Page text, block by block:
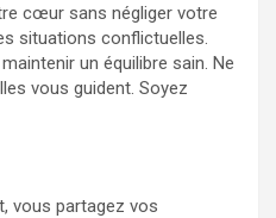
cœur sans négliger votre
situations conflictuelles.
un équilibre sain. Ne
vous guident. Soyez
vous partagez vos